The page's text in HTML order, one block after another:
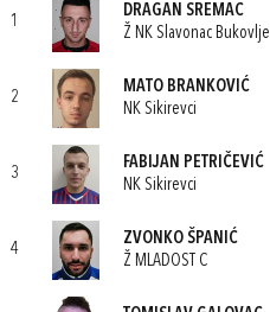
1
DRAGAN SREMAC
Ž NK Slavonac Bukovlje
2
MATO BRANKOVIĆ
NK Sikirevci
3
FABIJAN PETRIČEVIĆ
NK Sikirevci
4
ZVONKO ŠPANIĆ
Ž MLADOST C